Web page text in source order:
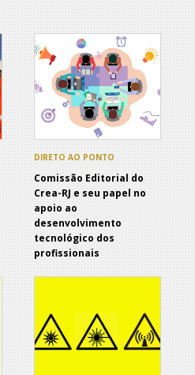
DIRETO AO PONTO
Comissão Editorial do
Crea-RJ e seu papel no
apoio ao
desenvolvimento
tecnológico dos
profissionais